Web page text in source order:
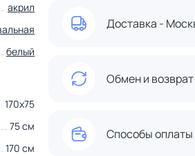
акрил
белый
170x75
75 см
170 см
Доставка -
Обмен и возврат
Способы оплаты